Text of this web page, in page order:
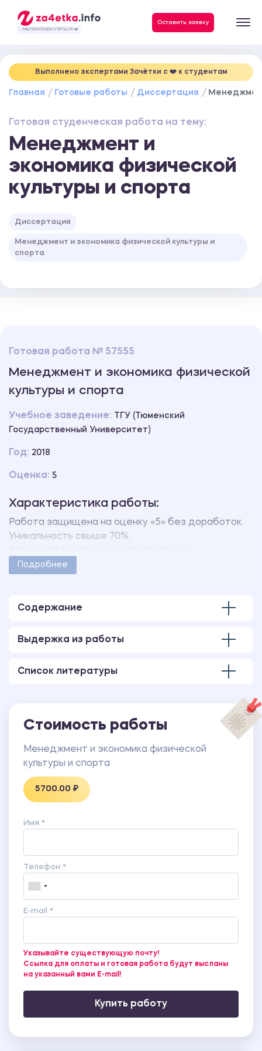
- МЫ ПОМОГАЕМ УЧИТЬСЯ ❤️
Оставить заявку
Выполнено экспертами Зачётки c ❤️ к студентам
Главная Готовые работы Диссертация
Готовая студенческая работа на тему:
Менеджмент и
экономика физической
культуры и спорта
Диссертация
Менеджмент и экономика физической культуры и
спорта
Готовая работа № 57555
Менеджмент и экономика физической
культуры и спорта
Учебное заведение:
ТГУ (Тюменский
Государственный Университет)
Год: 2018
Оценка: 5
Характеристика работы:
Работа защищена на оценку «5» без доработок.
Уникальность свыше 70%.
методическими указаниями учебного заведения.
Подробнее
Содержание
Выдержка из работы
Список литературы
Стоимость работы
Менеджмент и экономика физической
культуры и спорта
5700.00 ₽
Имя *
Телефон *
E-mail *
Указывайте существующую почту!
Ссылка для оплаты и готовая работа будут высланы
на указанный вами E-mail!
Купить работу